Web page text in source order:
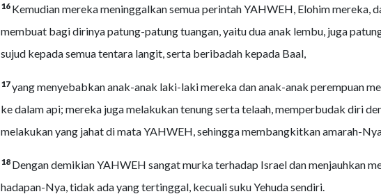
16 Kemudian mereka meninggalkan semua perintah YAHWEH, Elohim mereka,
membuat bagi dirinya patung-patung tuangan, yaitu dua anak lembu, juga
sujud kepada semua tentara langit, serta beribadah kepada Baal,
17yang menyebabkan anak-anak laki-laki mereka dan anak-anak perempuan
ke dalam api; mereka juga melakukan tenung serta telaah, memperbudak diri
melakukan yang jahat di mata YAHWEH, sehingga membangkitkan amarah-
18 Dengan demikian YAHWEH sangat murka terhadap Israel dan menjauhkan
hadapan-Nya, tidak ada yang tertinggal, kecuali suku Yehuda sendiri.